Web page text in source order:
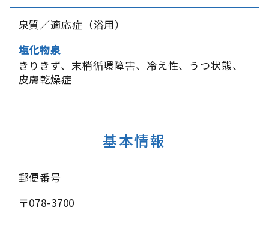
泉質／適応症（浴用）
塩化物泉
きりきず
末梢循環障害 冷え性
うつ状態
皮膚乾燥症
基本情報
郵便番号
〒078-3700